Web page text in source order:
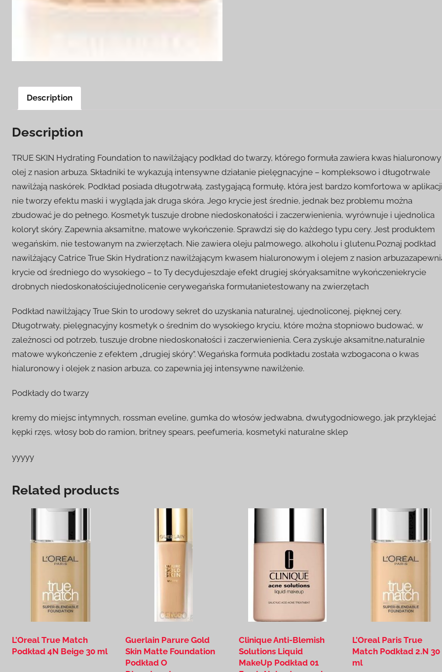
Description
Description
TRUE SKIN Hydrating Foundation to nawilżający podkład do twarzy, którego formuła zawiera kwas
olej z nasion arbuza. Składniki te wykazują intensywne działanie pielęgnacyjne – kompleksowo i długotrwale
nawilżają naskórek. Podkład posiada długotrwałą, zastygającą formułę, która jest bardzo komfortowa w
nie tworzy efektu maski i wygląda jak druga skóra. Jego krycie jest średnie, jednak bez problemu można
zbudować je do pełnego. Kosmetyk tuszuje drobne niedoskonałości i zaczerwienienia, wyrównuje i ujednolica
koloryt skóry. Zapewnia aksamitne, matowe wykończenie. Sprawdzi się do każdego typu cery. Jest produktem
wegańskim, nie testowanym na zwierzętach. Nie zawiera oleju palmowego, alkoholu i glutenu.Poznaj podkład
nawilżający Catrice True Skin Hydration:z nawilżającym kwasem hialuronowym i olejem z nasion
krycie od średniego do wysokiego – to Ty decydujeszdaje efekt drugiej skóryaksamitne wykończeniekrycie
drobnych niedoskonałościujednolicenie cerywegańska formułanietestowany na zwierzętach
Podkład nawilżający True Skin to urodowy sekret do uzyskania naturalnej, ujednoliconej, pięknej cery.
Długotrwały, pielęgnacyjny kosmetyk o średnim do wysokiego kryciu, które można stopniowo budować, w
zależnosci od potrzeb, tuszuje drobne niedoskonałości i zaczerwienienia. Cera zyskuje aksamitne,naturalnie
matowe wykończenie z efektem „drugiej skóry”. Wegańska formuła podkładu została wzbogacona o kwas
hialuronowy i olejek z nasion arbuza, co zapewnia jej intensywne nawilżenie.
Podkłady do twarzy
kremy do miejsc intymnych, rossman eveline, gumka do włosów jedwabna, dwutygodniowego, jak przyklejać
kępki rzęs, włosy bob do ramion, britney spears, peefumeria, kosmetyki naturalne sklep
yyyyy
Related products
L’Oreal True Match
Podkład 4N Beige 30 ml
Guerlain Parure Gold
Skin Matte Foundation
Podkład O
Clinique Anti-Blemish
Solutions Liquid
MakeUp Podkład 01
L’Oreal Paris True
Match Podkład 2.N 30
ml